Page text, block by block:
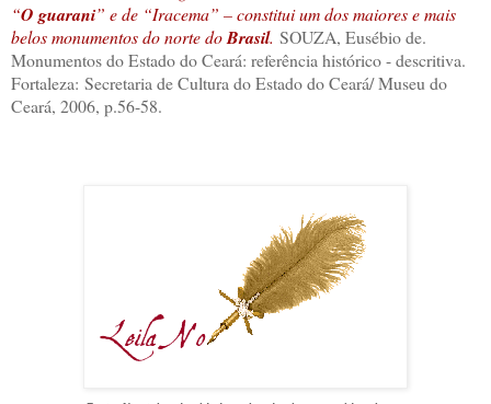
“O guarani” e de “Iracema” – constitui um dos maiores e mais
belos monumentos do norte doBrasil. SOUZA, Eusébio de.
Monumentos do Estado do Ceará: referência histórico - descritiva.
Fortaleza: Secretaria de Cultura do Estado do Ceará/ Museu do
Ceará, 2006, p.56-58.